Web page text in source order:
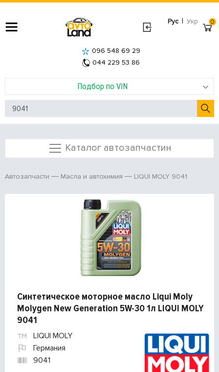
Рус | Укр
Подбор по VIN
096 548 69 29
044 229 53 86
0
Каталог автозапчастин
Автозапчасти Масла и автохимия LIQUI MOLY 9041
Синтетическое моторное масло Liqui Moly
Molygen New Generation 5W-30 1л LIQUI MOLY
9041
LIQUI MOLY
Германия
9041